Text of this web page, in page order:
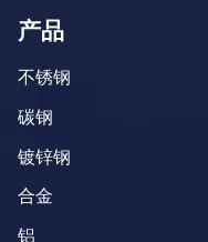
产品
不锈钢
碳钢
镀锌钢
合金
铝